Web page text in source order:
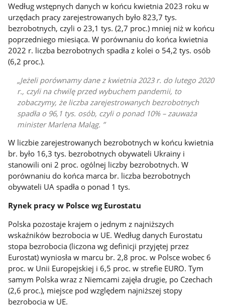
Według wstępnych danych w końcu kwietnia 2023 roku w
urzędach pracy zarejestrowanych było 823,7 tys.
bezrobotnych, czyli o 23,1 tys. (2,7 proc.) mniej niż w końcu
poprzedniego miesiąca. W porównaniu do końca kwietnia
2022 r. liczba bezrobotnych spadła z kolei o 54,2 tys. osób
(6,2 proc.).
Jeżeli porównamy dane z kwietnia 2023 r. do lutego 2020
r., czyli na chwilę przed wybuchem pandemii, to
zobaczymy, że liczba zarejestrowanych bezrobotnych
spadła o 96,1 tys. osób, czyli o ponad 10% – zauważa
minister Marlena Maląg.
W liczbie zarejestrowanych bezrobotnych w końcu kwietnia
br. było 16,3 tys. bezrobotnych obywateli Ukrainy i
stanowili oni 2 proc. ogólnej liczby bezrobotnych. W
porównaniu do końca marca br. liczba bezrobotnych
obywateli UA spadła o ponad 1 tys.
Rynek pracy w Polsce wg Eurostatu
Polska pozostaje krajem o jednym z najniższych
wskaźników bezrobocia w UE. Według danych Eurostatu
stopa bezrobocia (liczona wg definicji przyjętej przez
Eurostat) wyniosła w marcu br. 2,8 proc. w Polsce wobec 6
proc. w Unii Europejskiej i 6,5 proc. w strefie EURO. Tym
samym Polska wraz z Niemcami zajęła drugie, po Czechach
(2,6 proc.), miejsce pod względem najniższej stopy
bezrobocia w UE.